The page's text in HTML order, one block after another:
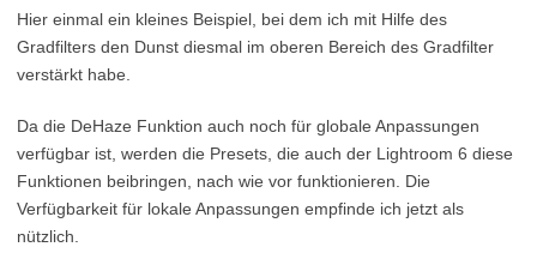
Hier einmal ein kleines Beispiel, bei dem ich mit Hilfe des
Gradfilters den Dunst diesmal im oberen Bereich des Gradfilter
verstärkt habe.
Da die DeHaze Funktion auch noch für globale Anpassungen
verfügbar ist, werden die Presets, die auch der Lightroom 6 diese
Funktionen beibringen, nach wie vor funktionieren. Die
Verfügbarkeit für lokale Anpassungen empfinde ich jetzt als
nützlich.